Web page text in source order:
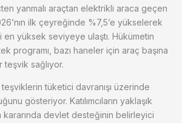
yanmalı araçtan elektrikli araca geçen
ilk çeyreğinde %7,5’e yükselerek
en yüksek seviyeye ulaştı. Hükümetin
programı, bazı haneler için araç başına
sağlıyor.
teşviklerin tüketici davranışı üzerinde
gösteriyor. Katılımcıların yaklaşık
kararında devlet desteğinin belirleyici